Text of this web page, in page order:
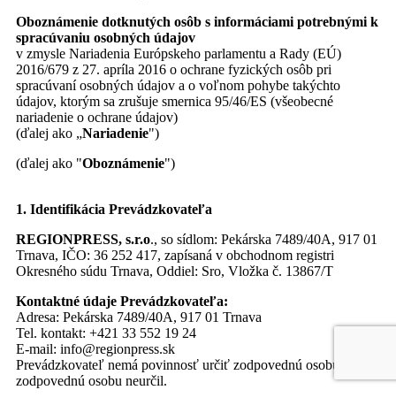
Oboznámenie dotknutých osôb s informáciami potrebnými k
spracúvaniu osobných údajov
v zmysle Nariadenia Európskeho parlamentu a Rady (EÚ)
2016/679 z 27. apríla 2016 o ochrane fyzických osôb pri
spracúvaní osobných údajov a o voľnom pohybe takýchto
údajov, ktorým sa zrušuje smernica 95/46/ES (všeobecné
nariadenie o ochrane údajov)
(ďalej ako „Nariadenie")
(ďalej ako "Oboznámenie")
1. Identifikácia Prevádzkovateľa
REGIONPRESS, s.r.o., so sídlom: Pekárska 7489/40A, 917 01
Trnava, IČO: 36 252 417, zapísaná v obchodnom registri
Okresného súdu Trnava, Oddiel: Sro, Vložka č. 13867/T
Kontaktné údaje Prevádzkovateľa:
Adresa: Pekárska 7489/40A, 917 01 Trnava
Tel. kontakt: +421 33 552 19 24
E-mail: info@regionpress.sk
Prevádzkovateľ nemá povinnosť určiť zodpovednú osobu, preto
zodpovednú osobu neurčil.